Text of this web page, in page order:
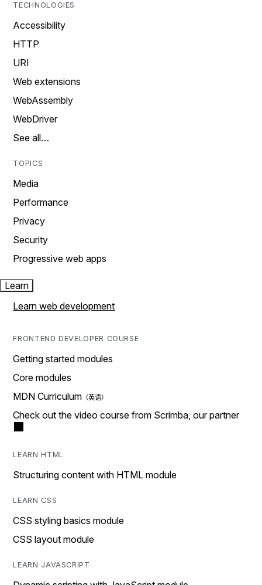
TECHNOLOGIES
Accessibility
HTTP
URI
Web extensions
WebAssembly
WebDriver
See all…
TOPICS
Media
Performance
Privacy
Security
Progressive web apps
Learn
Learn web development
FRONTEND DEVELOPER COURSE
Getting started modules
Core modules
MDN Curriculum
Check out the video course from Scrimba, our partner
LEARN HTML
Structuring content with HTML module
LEARN CSS
CSS styling basics module
CSS layout module
LEARN JAVASCRIPT